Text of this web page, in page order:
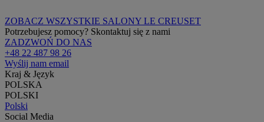
ZOBACZ WSZYSTKIE SALONY LE CREUSET
Potrzebujesz pomocy? Skontaktuj się z nami
ZADZWOŃ DO NAS
+48 22 487 98 26
Wyślij nam email
Kraj & Język
POLSKA
POLSKI
Polski
Social Media